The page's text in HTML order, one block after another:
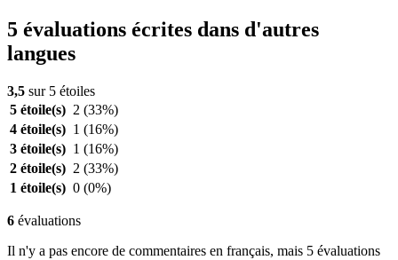
5 évaluations écrites dans d'autres
langues
3,5 sur 5 étoiles
5 étoile(s) 2 (33%)
4 étoile(s) 1 (16%)
3 étoile(s) 1 (16%)
2 étoile(s) 2 (33%)
1 étoile(s) 0 (0%)
6 évaluations
Il n'y a pas encore de commentaires en français, mais 5 évaluations